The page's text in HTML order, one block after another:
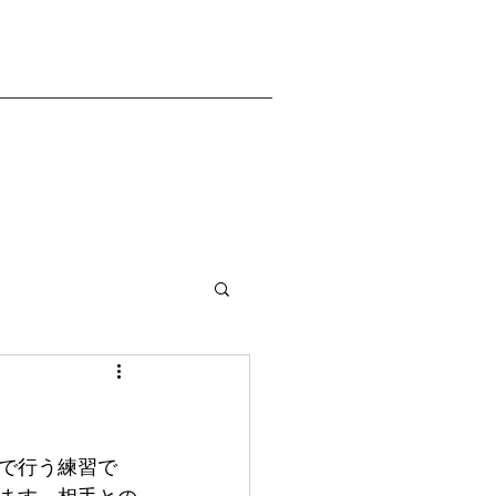
行う練習で